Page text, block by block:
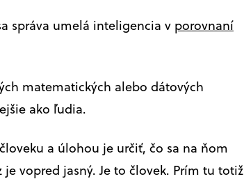
správa umelá inteligencia v porovnaní
matematických alebo dátových
ako ľudia.
a úlohou je určiť, čo sa na ňom
vopred jasný. Je to človek. Prím tu totiž